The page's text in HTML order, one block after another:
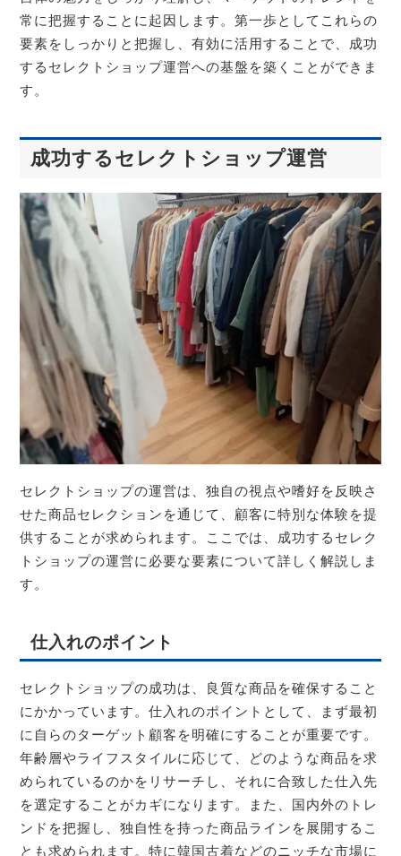
常に把握することに起因します。第一歩としてこれらの
要素をしっかりと把握し、有効に活用することで、成功
するセレクトショップ運営への基盤を築くことができま
す。
成功するセレクトショップ運営
セレクトショップの運営は、独自の視点や嗜好を反映さ
せた商品セレクションを通じて、顧客に特別な体験を提
供することが求められます。ここでは、成功するセレク
トショップの運営に必要な要素について詳しく解説しま
す。
仕入れのポイント
セレクトショップの成功は、良質な商品を確保すること
にかかっています。仕入れのポイントとして、まず最初
に自らのターゲット顧客を明確にすることが重要です。
年齢層やライフスタイルに応じて、どのような商品を求
められているのかをリサーチし、それに合致した仕入先
を選定することがカギになります。また、国内外のトレ
ンドを把握し、独自性を持った商品ラインを展開するこ
とも求められます。特に韓国古着などのニッチな市場に